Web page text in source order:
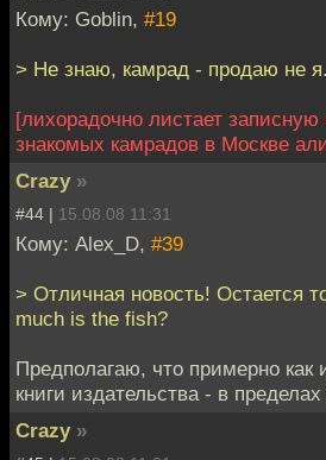
Кому: Goblin, #19
> Не знаю, камрад - продаю не я.
[лихорадочно листает
знакомых камрадов в Москве
Crazy »
#44 | 15.08.08 11:31
Кому: Alex_D, #39
> Отличная новость! Остается
much is the fish?
Предполагаю, что примерно как
книги издательства - в
Crazy »